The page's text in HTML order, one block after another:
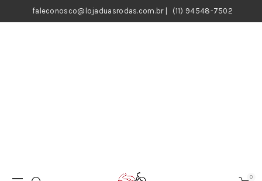
faleconosco@lojaduasrodas.com.br| (11) 94548-7502
0